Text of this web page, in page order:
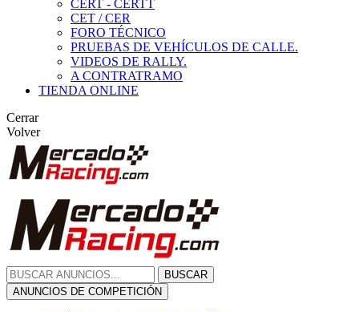
CERT - CERTT
CET / CER
FORO TÉCNICO
PRUEBAS DE VEHÍCULOS DE CALLE.
VIDEOS DE RALLY.
A CONTRATRAMO
TIENDA ONLINE
Cerrar
Volver
BUSCAR
ANUNCIOS DE COMPETICIÓN